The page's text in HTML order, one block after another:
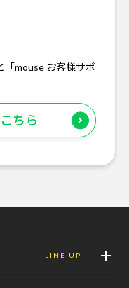
「mouse お客様サポ
ちら
LINE UP